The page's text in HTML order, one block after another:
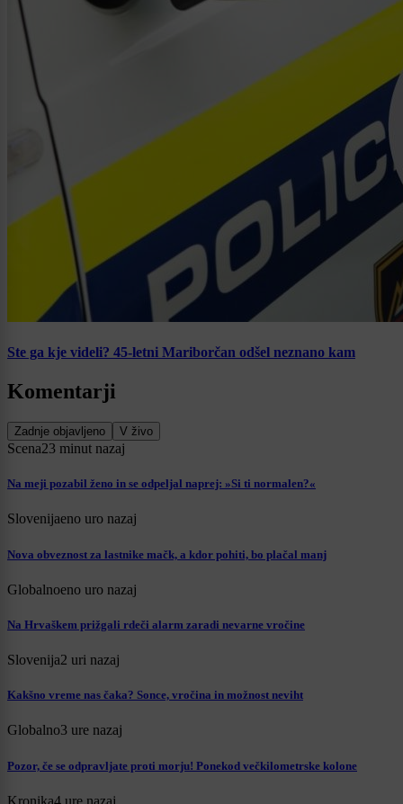
Ste ga kje videli? 45-letni Mariborčan odšel neznano kam
Komentarji
Zadnje objavljeno V živo
Scena23 minut nazaj
Na meji pozabil ženo in se odpeljal naprej: »Si ti normalen?«
Slovenijaeno uro nazaj
Nova obveznost za lastnike mačk, a kdor pohiti, bo plačal manj
Globalnoeno uro nazaj
Na Hrvaškem prižgali rdeči alarm zaradi nevarne vročine
Slovenija2 uri nazaj
Kakšno vreme nas čaka? Sonce, vročina in možnost neviht
Globalno3 ure nazaj
Pozor, če se odpravljate proti morju! Ponekod večkilometrske kolone
Kronika4 ure nazaj